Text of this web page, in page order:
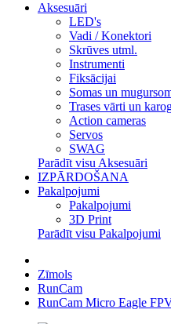
Aksesuāri
LED's
Vadi / Konektori
Skrūves utml.
Instrumenti
Fiksācijai
Somas un
Trases vārti un
Action cameras
Servos
SWAG
Parādīt visu Aksesuāri
IZPĀRDOŠANA
Pakalpojumi
Pakalpojumi
3D Print
Parādīt visu Pakalpojumi
Zīmols
RunCam
RunCam Micro Eagle